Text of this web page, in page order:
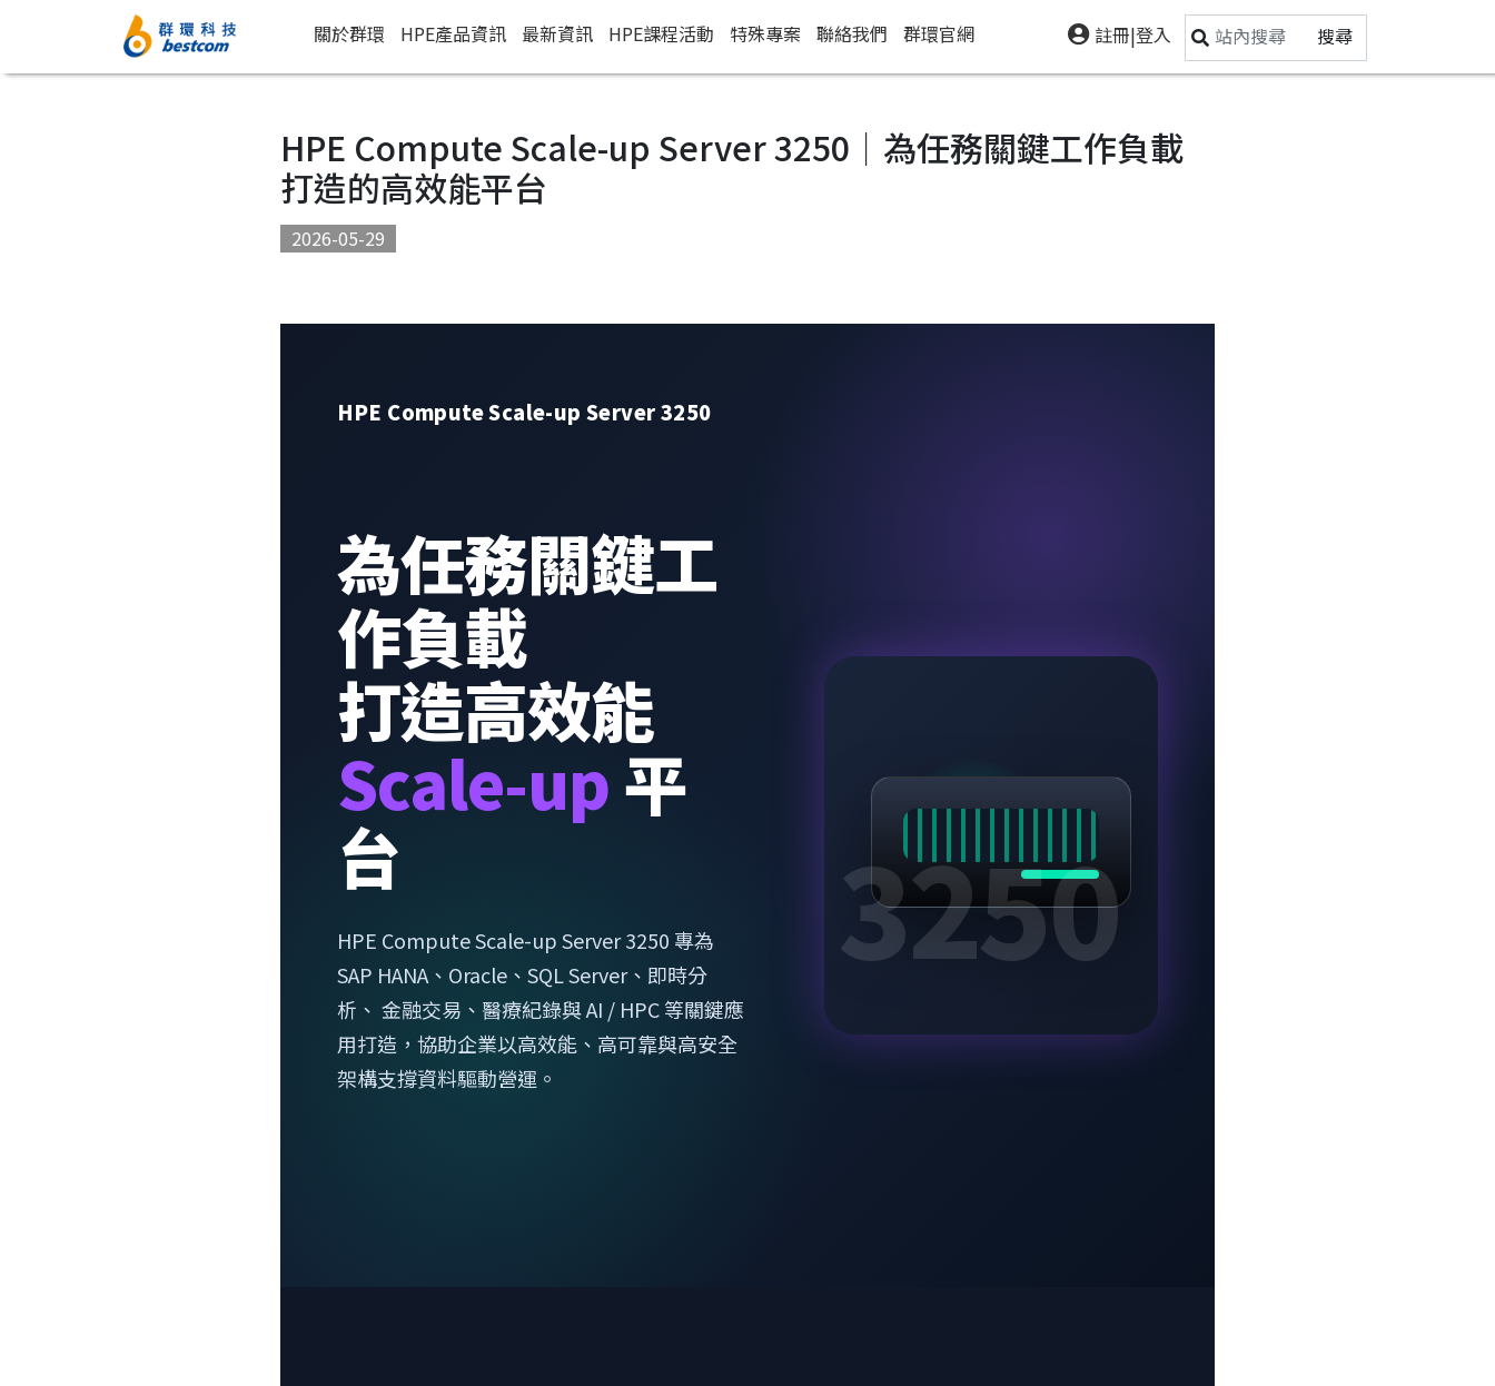
搜尋
註冊|登入
關於群環 HPE產品資訊 最新資訊 HPE課程活動 特殊專案 聯絡我們 群環官網
HPE Compute Scale-up Server 3250｜為任務關鍵工作負載
打造的高效能平台
2026-05-29
HPE Compute Scale-up Server 3250
為任務關鍵工
作負載
打造高效能
Scale-up平
台
HPE Compute Scale-up Server 3250 專為
SAP HANA、Oracle、SQL Server、即時分
析、 金融交易、醫療紀錄與 AI / HPC 等關鍵應
用打造，協助企業以高效能、高可靠與高安全
架構支撐資料驅動營運。